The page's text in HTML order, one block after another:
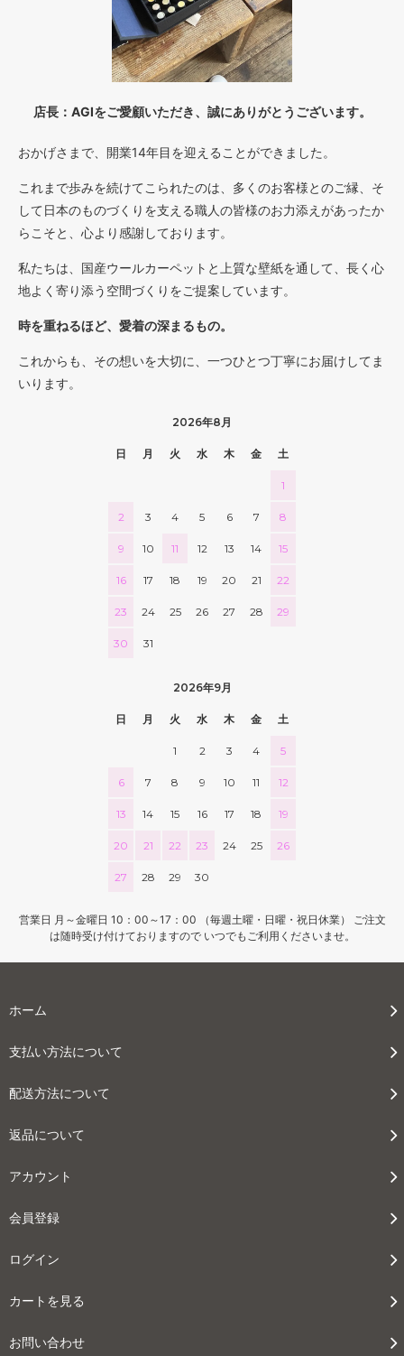
店長：AGIをご愛顧いただき、誠にありがとうございます。
おかげさまで、開業14年目を迎えることができました。
これまで歩みを続けてこられたのは、多くのお客様とのご縁、そ
して日本のものづくりを支える職人の皆様のお力添えがあったか
らこそと、心より感謝しております。
私たちは、国産ウールカーペットと上質な壁紙を通して、長く心
地よく寄り添う空間づくりをご提案しています。
時を重ねるほど、愛着の深まるもの。
これからも、その想いを大切に、一つひとつ丁寧にお届けしてま
いります。
2026年8月
日 月 火 水 木 金 土
1
2 3 4 5 6 7 8
9 10 11 12 13 14 15
16 17 18 19 20 21 22
23 24 25 26 27 28 29
30 31
2026年9月
日 月 火 水 木 金 土
1 2 3 4 5
6 7 8 9 10 11 12
13 14 15 16 17 18 19
20 21 22 23 24 25 26
27 28 29 30
営業日 月～金曜日 10：00～17：00 （毎週土曜・日曜・祝日休業） ご注文
は随時受け付けておりますので いつでもご利用くださいませ。
ホーム
支払い方法について
配送方法について
返品について
アカウント
会員登録
ログイン
カートを見る
お問い合わせ